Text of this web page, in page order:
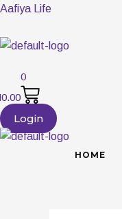
Aafiya Life
0.00
0
Cart
Login
HOME